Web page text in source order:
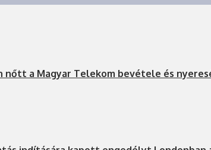
nőtt a Magyar Telekom bevétele és